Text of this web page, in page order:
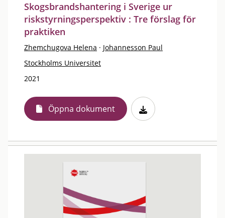
Skogsbrandshantering i Sverige ur
riskstyrningsperspektiv : Tre förslag för
praktiken
Zhemchugova Helena · Johannesson Paul
Stockholms Universitet
2021
Öppna dokument